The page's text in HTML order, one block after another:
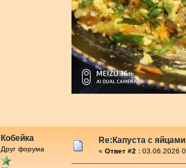
Кобейка
Друг форума
Re:Капуста с
« Ответ #2 : 03.06.2026